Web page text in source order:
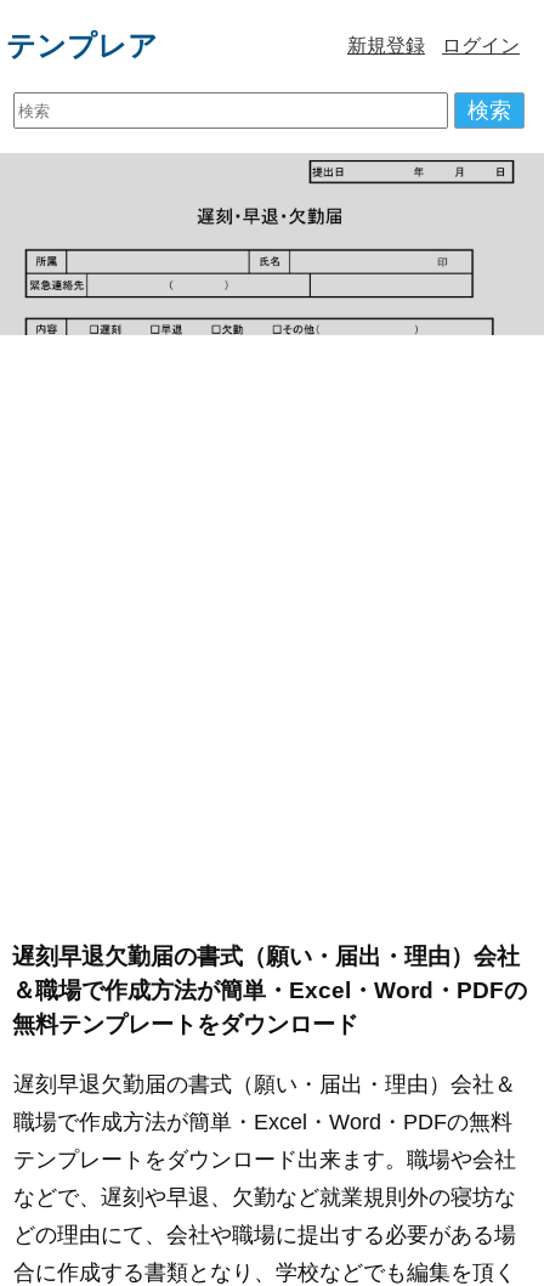
テンプレア 新規登録 ログイン
検索
遅刻早退欠勤届の書式（願い・届出・理由）会社
＆職場で作成方法が簡単・Excel・Word・PDFの
無料テンプレートをダウンロード
遅刻早退欠勤届の書式（願い・届出・理由）会社＆
職場で作成方法が簡単・Excel・Word・PDFの無料
テンプレートをダウンロード出来ます。職場や会社
などで、遅刻や早退、欠勤など就業規則外の寝坊な
どの理由にて、会社や職場に提出する必要がある場
合に作成する書類となり、学校などでも編集を頂く